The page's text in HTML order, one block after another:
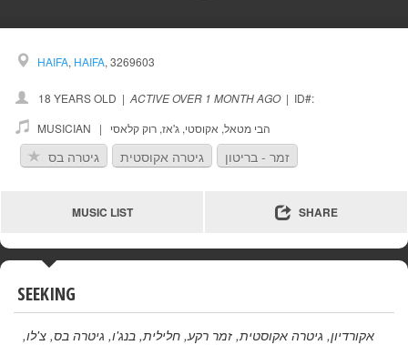
HAIFA, HAIFA, 3269603
18 YEARS OLD | ACTIVE OVER 1 MONTH AGO | ID#:
MUSICIAN |
הבי מטאל, אקוסטי, ג'אז, רוק קלאסי
גיטרה בס גיטרה אקוסטית זמר - בריטון
MUSIC LIST SHARE
SEEKING
אקורדיון, גיטרה אקוסטית, זמר רקע, חלילית, בנג'ו, גיטרה בס, צ'לו,